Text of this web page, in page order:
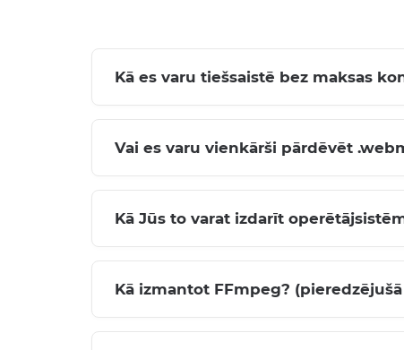
Kā es varu tiešsaistē bez maksas
Vai es varu vienkārši pārdēvēt
Kā Jūs to varat izdarīt
Kā izmantot FFmpeg?